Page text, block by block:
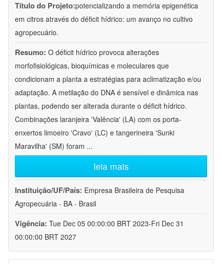
Título do Projeto:potencializando a memória epigenética
em citros através do déficit hídrico: um avanço no cultivo
agropecuário.
Resumo: O déficit hídrico provoca alterações
morfofisiológicas, bioquímicas e moleculares que
condicionam a planta a estratégias para aclimatização e/ou
adaptação. A metilação do DNA é sensível e dinâmica nas
plantas, podendo ser alterada durante o déficit hídrico.
Combinações laranjeira 'Valência' (LA) com os porta-
enxertos limoeiro 'Cravo' (LC) e tangerineira 'Sunki
Maravilha' (SM) foram ...
leia mais
Instituição/UF/País: Empresa Brasileira de Pesquisa
Agropecuária - BA - Brasil
Vigência: Tue Dec 05 00:00:00 BRT 2023-Fri Dec 31
00:00:00 BRT 2027